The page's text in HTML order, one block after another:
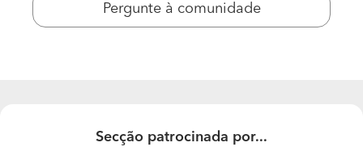
Pergunte à comunidade
Secção patrocinada por...